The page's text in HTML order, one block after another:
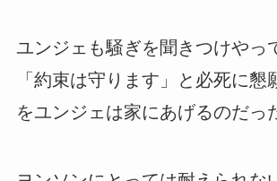
ユンジェも騒ぎを聞きつけやっ
「約束は守ります」と必死に懇
をユンジェは家にあげるのだっ